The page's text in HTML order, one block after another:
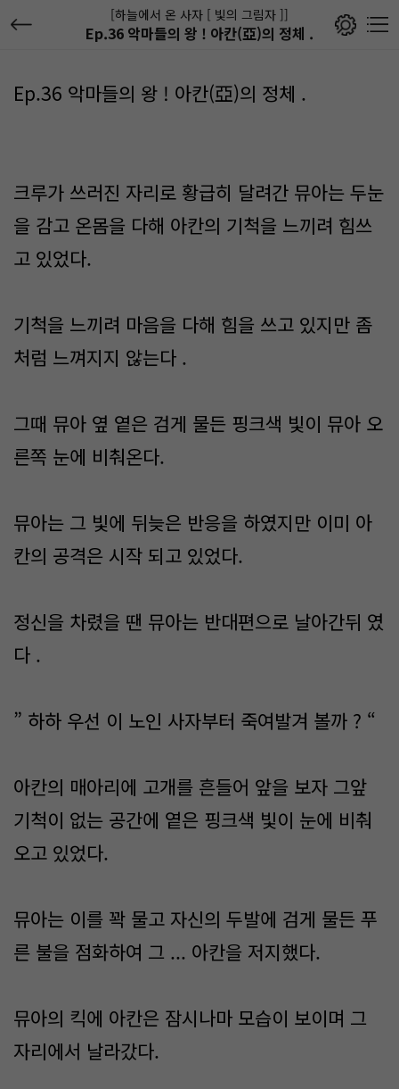
[하늘에서 온 사자 [ 빛의 그림자 ]]
Ep.36 악마들의 왕 ! 아칸(亞)의 정체 .
Ep.36 악마들의 왕 ! 아칸(亞)의 정체 .
크루가 쓰러진 자리로 황급히 달려간 뮤아는 두눈
을 감고 온몸을 다해 아칸의 기척을 느끼려 힘쓰
고 있었다.
기척을 느끼려 마음을 다해 힘을 쓰고 있지만 좀
처럼 느껴지지 않는다 .
그때 뮤아 옆 옅은 검게 물든 핑크색 빛이 뮤아 오
른쪽 눈에 비춰온다.
뮤아는 그 빛에 뒤늦은 반응을 하였지만 이미 아
칸의 공격은 시작 되고 있었다.
정신을 차렸을 땐 뮤아는 반대편으로 날아간뒤 였
다 .
” 하하 우선 이 노인 사자부터 죽여발겨 볼까 ? “
아칸의 매아리에 고개를 흔들어 앞을 보자 그앞
기척이 없는 공간에 옅은 핑크색 빛이 눈에 비춰
오고 있었다.
뮤아는 이를 꽉 물고 자신의 두발에 검게 물든 푸
른 불을 점화하여 그 ... 아칸을 저지했다.
뮤아의 킥에 아칸은 잠시나마 모습이 보이며 그
자리에서 날라갔다.